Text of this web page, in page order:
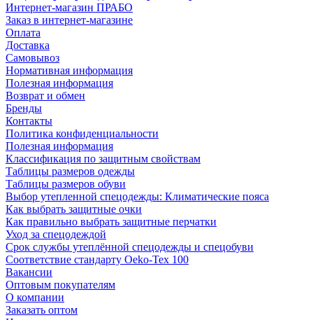
Интернет-магазин ПРАБО
Заказ в интернет-магазине
Оплата
Доставка
Самовывоз
Нормативная информация
Полезная информация
Возврат и обмен
Бренды
Контакты
Политика конфиденциальности
Полезная информация
Классификация по защитным свойствам
Таблицы размеров одежды
Таблицы размеров обуви
Выбор утепленной спецодежды: Климатические пояса
Как выбрать защитные очки
Как правильно выбрать защитные перчатки
Уход за спецодеждой
Срок службы утеплённой спецодежды и спецобуви
Соответствие стандарту Oeko-Tex 100
Вакансии
Оптовым покупателям
О компании
Заказать оптом